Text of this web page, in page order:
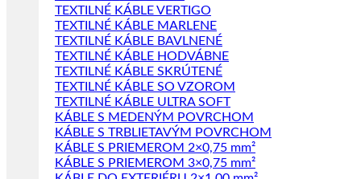
TEXTILNÉ KÁBLE VERTIGO
TEXTILNÉ KÁBLE MARLENE
TEXTILNÉ KÁBLE BAVLNENÉ
TEXTILNÉ KÁBLE HODVÁBNE
TEXTILNÉ KÁBLE SKRÚTENÉ
TEXTILNÉ KÁBLE SO VZOROM
TEXTILNÉ KÁBLE ULTRA SOFT
KÁBLE S MEDENÝM POVRCHOM
KÁBLE S TRBLIETAVÝM POVRCHOM
KÁBLE S PRIEMEROM 2×0,75 mm²
KÁBLE S PRIEMEROM 3×0,75 mm²